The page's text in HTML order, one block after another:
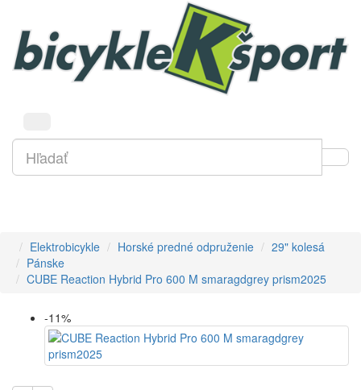
Elektrobicykle Horské predné odpruženie
29" kolesá
Pánske
CUBE Reaction Hybrid Pro 600 M smaragdgrey prism2025
-11%